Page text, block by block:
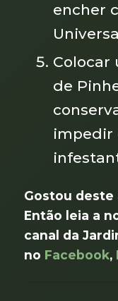
encher
Colocar
de
impedir
Gostou deste
Então leia a
canal da
no Facebook,